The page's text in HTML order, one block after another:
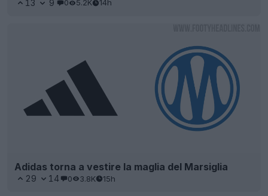
13 9 0 5.2K 14h
Adidas torna a vestire la maglia del Marsiglia
29 14 0 3.8K 15h